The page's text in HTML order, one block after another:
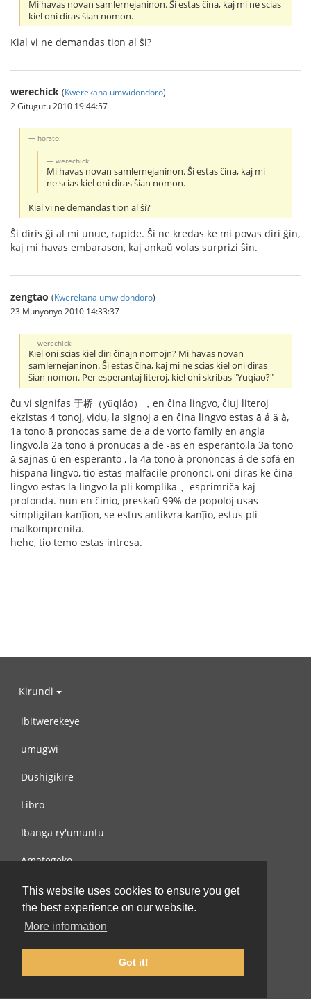
This website uses cookies to ensure you get
the best experience on our website.
More information
Got it!
Mi havas novan samlernejaninon. Ŝi estas ĉina, kaj mi ne scias
kiel oni diras ŝian nomon.
Kial vi ne demandas tion al ŝi?
werechick (Kwerekana umwidondoro)
2 Gitugutu 2010 19:44:57
horsto:
werechick:
Mi havas novan samlernejaninon. Ŝi estas ĉina, kaj mi
ne scias kiel oni diras ŝian nomon.
Kial vi ne demandas tion al ŝi?
Ŝi diris ĝi al mi unue, rapide. Ŝi ne kredas ke mi povas diri ĝin,
kaj mi havas embarason, kaj ankaŭ volas surprizi ŝin.
zengtao (Kwerekana umwidondoro)
23 Munyonyo 2010 14:33:37
werechick:
Kiel oni scias kiel diri ĉinajn nomojn? Mi havas novan
samlernejaninon. Ŝi estas ĉina, kaj mi ne scias kiel oni diras
ŝian nomon. Per esperantaj literoj, kiel oni skribas "Yuqiao?"
ĉu vi signifas 于桥（yǔqiáo），en ĉina lingvo, ĉiuj literoj
ekzistas 4 tonoj, vidu, la signoj a en ĉina lingvo estas ā á ǎ à,
1a tono ā pronocas same de a de vorto family en angla
lingvo,la 2a tono á pronucas a de -as en esperanto,la 3a tono
ǎ sajnas ǔ en esperanto , la 4a tono à prononcas á de sofá en
hispana lingvo, tio estas malfacile prononci, oni diras ke ĉina
lingvo estas la lingvo la pli komplika 、esprimriĉa kaj
profonda. nun en ĉinio, preskaŭ 99% de popoloj usas
simpligitan kanĵion, se estus antikvra kanĵio, estus pli
malkomprenita.
hehe, tio temo estas intresa.
Kirundi
ibitwerekeye
umugwi
Dushigikire
Libro
Ibanga ry'umuntu
Amategeko
Turondere
© 2002-2026 lernu.net |Impressum